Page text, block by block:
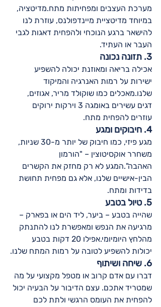
מערכת העצבים ומפחיתות מתח.מדיטציה,
במיוחד מדיטציית מיינדפולנס, עוזרת לנו
להישאר ברגע הנוכחי ולהפחית דאגות לגבי
העבר או העתיד.
3. תזונה נכונה
אכילה בריאה ומאוזנת יכולה להשפיע
ישירות על רמות האנרגיה והמיקוד
שלנו.מאכלים כמו שוקולד מריר, אגוזים,
דגים עשירים באומגה 3 וירקות ירוקים
עוזרים להפחית מתח.
4. חיבוקים ומגע
מגע פיזי, כמו חיבוק של יותר מ-30 שניות,
משחרר אוקסיטוצין – "הורמון
האהבה".המגע לא רק מחזק את הקשרים
הבין-אישיים שלנו, אלא גם מפחית תחושת
בדידות ומתח.
5. טיול בטבע
שהייה בטבע – ביער, ליד הים או בפארק –
מרגיעה את הנפש ומאפשרת לנו להתנתק
מהלחץ היומיומי.אפילו 20 דקות בטבע
יכולות להשפיע לטובה על רמות המתח שלנו.
6. שיחה ושיתוף
דברו עם אדם קרוב או מטפל מקצועי על מה
שמטריד אתכם. עצם הדיבור על הבעיה יכול
להפחית את העומס הרגשי ולתת לכם